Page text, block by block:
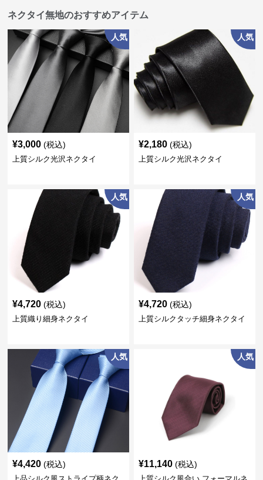
ネクタイ無地のおすすめアイテム
人気
¥3,000 (税込)
上質シルク光沢ネクタイ
人気
¥2,180 (税込)
上質シルク光沢ネクタイ
人気
¥4,720 (税込)
上質織り細身ネクタイ
人気
¥4,720 (税込)
上質シルクタッチ細身ネクタイ
人気
¥4,420 (税込)
人気
¥11,140 (税込)